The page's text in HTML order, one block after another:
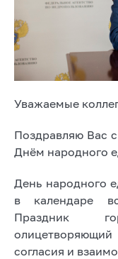
Уважаемые
Поздравляю Вас
Днём народного
День народного
в календаре
Праздник
согласия и